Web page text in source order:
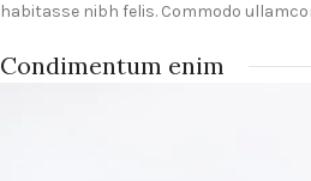
habitasse nibh felis. Commodo
Condimentum enim